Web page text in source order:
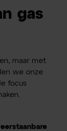
gas
maar met
we onze
focus